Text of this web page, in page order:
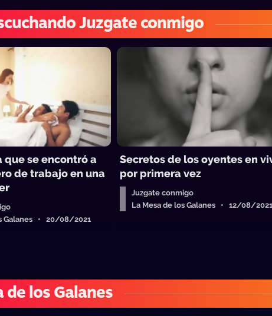
Juzgate conmigo
que se encontró a
de trabajo en una
Galanes • 20/08/2021
Secretos de los oyentes en
por primera vez
Juzgate conmigo
La Mesa de los Galanes • 12/08/2021
de los Galanes